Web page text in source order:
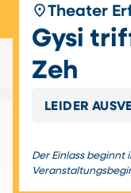
placeTheater
Gysi
Zeh
LEIDER
Der Einlass beginnt